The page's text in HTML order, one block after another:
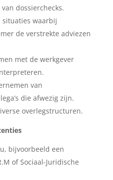
dossierchecks.
situaties waarbij
de verstrekte adviezen
met de werkgever
van
die afwezig zijn.
overlegstructuren.
bijvoorbeeld een
of Sociaal-Juridische